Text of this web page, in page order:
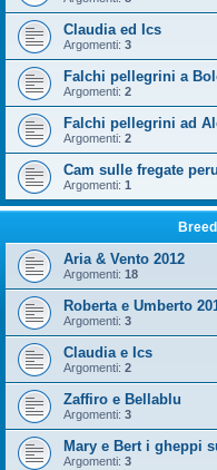
Claudia ed Ics
Argomenti: 3
Falchi pellegrini a
Argomenti: 2
Falchi pellegrini ad
Argomenti: 2
Cam sulle fregate
Argomenti: 1
Aria & Vento 2012
Argomenti: 18
Roberta e Umberto
Argomenti: 3
Claudia e Ics
Argomenti: 2
Zaffiro e Bellablu
Argomenti: 3
Mary e Bert i gheppi
Argomenti: 3